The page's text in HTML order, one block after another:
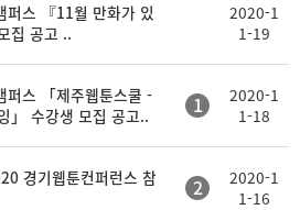
퍼스 『11월 만화가 있
집 공고 ..
2020-1
1-19
퍼스 「제주웹툰스쿨 -
」 수강생 모집 공고..
1
2020-1
1-18
경기웹툰컨퍼런스 참
2
2020-1
1-16